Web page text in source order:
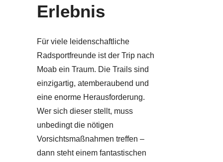
Erlebnis
Für viele leidenschaftliche
Radsportfreunde ist der Trip nach
Moab ein Traum. Die Trails sind
einzigartig, atemberaubend und
eine enorme Herausforderung.
Wer sich dieser stellt, muss
unbedingt die nötigen
Vorsichtsmaßnahmen treffen –
dann steht einem fantastischen